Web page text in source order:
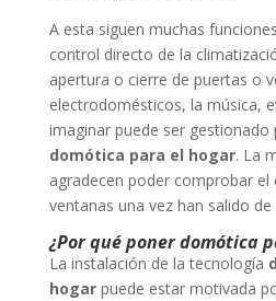
A esta siguen muchas
control directo de la
apertura o cierre de puertas o
electrodomésticos, la música,
imaginar puede ser gestionado
domótica para el hogar. La
agradecen poder comprobar el
ventanas una vez han salido de
¿Por qué poner domótica
La instalación de la tecnología
hogarpuede estar motivada